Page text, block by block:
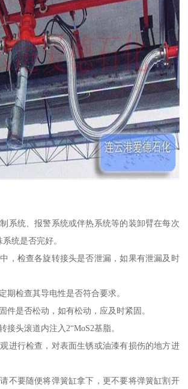
系统、报警系统或伴热系统等的装卸臂在每次
统是否完好。
，检查各旋转接头是否泄漏，如果有泄漏及时
期检查其导电性是否符合要求。
件是否松动，如有松动，应及时紧固。
接头滚道内注入2“MoS2基脂。
进行检查，对表面生锈或油漆有损伤的地方进
不要随便将弹簧缸拿下，更不要将弹簧缸割开